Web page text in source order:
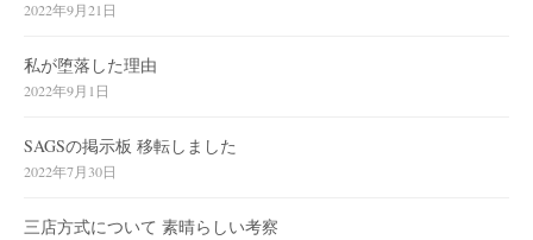
2022年9月21日
私が堕落した理由
2022年9月1日
SAGSの掲示板 移転しました
2022年7月30日
三店方式について 素晴らしい考察